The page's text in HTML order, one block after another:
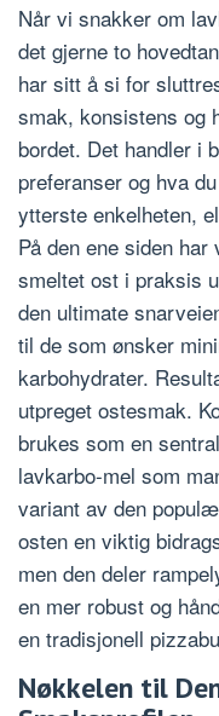
Når vi snakker om
det gjerne to
har sitt å si for
smak, konsistens og
bordet. Det handler i
preferanser og hva
ytterste enkelheten,
På den ene siden
smeltet ost i praksis
den ultimate
til de som ønsker
karbohydrater.
utpreget ostesmak.
brukes som en
lavkarbo-mel som
variant av den
osten en viktig
men den deler
en mer robust og
en tradisjonell
Nøkkelen til